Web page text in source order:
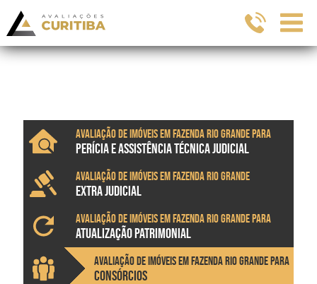
Avaliação de imóveis em Fazenda Rio Grande para
PERÍCIA E ASSISTÊNCIA TÉCNICA JUDICIAL
Avaliação de imóveis em Fazenda Rio Grande
EXTRA JUDICIAL
Avaliação de imóveis em Fazenda Rio Grande para
ATUALIZAÇÃO PATRIMONIAL
Avaliação de imóveis em Fazenda Rio Grande para
CONSÓRCIOS